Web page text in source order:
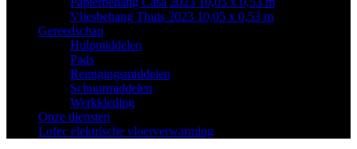
Vliesbehang Thuis 2023 10,05 x 0,53 m
Gereedschap
Hulpmiddelen
Pads
Reinigingsmiddelen
Schuurmiddelen
Werkkleding
Onze diensten
Lofec elektrische vloerverwarming